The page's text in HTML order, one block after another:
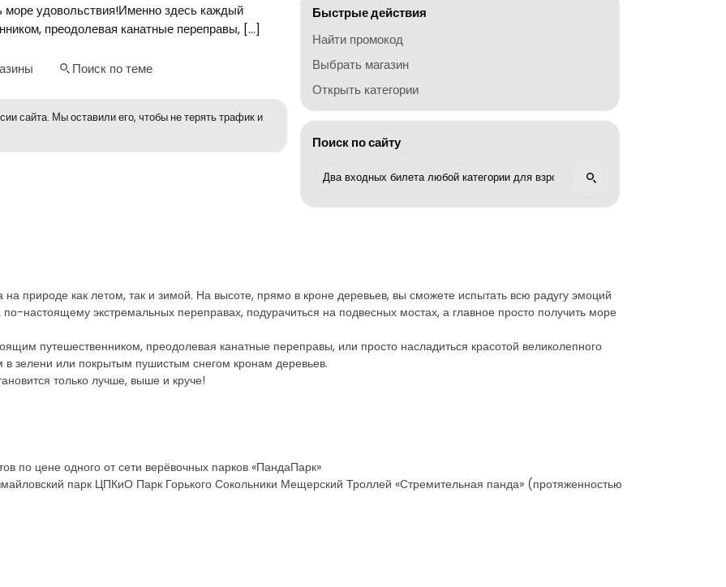
море удовольствия!Именно здесь каждый
преодолевая канатные переправы, […]
Поиск по теме
сайта. Мы оставили его, чтобы не терять трафик и
Быстрые действия
Найти промокод
Выбрать магазин
Открыть категории
Поиск по сайту
на природе как летом, так и зимой. На высоте, прямо в кроне деревьев, вы сможете испытать всю радугу эмоций
настоящему экстремальных переправах, подурачиться на подвесных мостах, а главное просто получить море
путешественником, преодолевая канатные переправы, или просто насладиться красотой великолепного
зелени или покрытым пушистым снегом кронам деревьев.
только лучше, выше и круче!
по цене одного от сети верёвочных парков «ПандаПарк»
парк ЦПКиО Парк Горького Сокольники Мещерский Троллей «Стремительная панда» (протяженностью